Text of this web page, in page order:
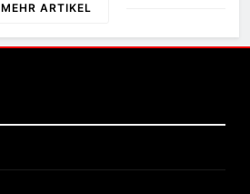
MEHR ARTIKEL